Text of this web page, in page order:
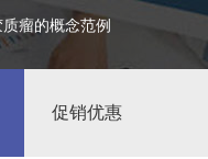
瘤的概念范例
促销优惠